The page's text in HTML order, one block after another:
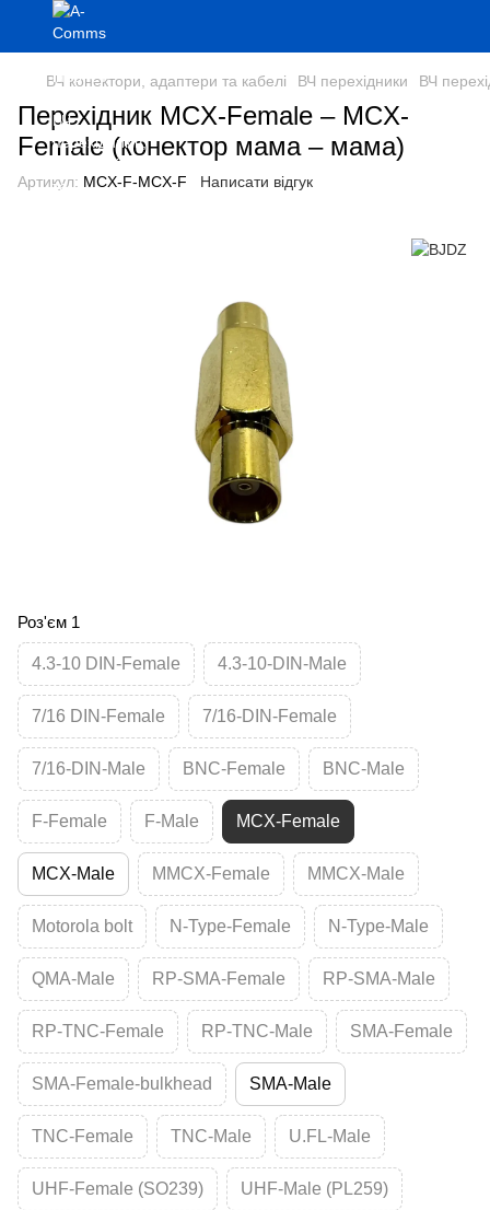
ВЧ конектори, адаптери та кабелі ВЧ перехідники ВЧ
Перехідник MCX-Female – MCX-
Female (конектор мама – мама)
Артикул: MCX-F-MCX-F Написати відгук
Роз'єм 1
4.3-10 DIN-Female 4.3-10-DIN-Male
7/16 DIN-Female 7/16-DIN-Female
7/16-DIN-Male BNC-Female BNC-Male
F-Female F-Male MCX-Female
MCX-Male MMCX-Female MMCX-Male
Motorola bolt N-Type-Female N-Type-Male
QMA-Male RP-SMA-Female RP-SMA-Male
RP-TNC-Female RP-TNC-Male SMA-Female
SMA-Female-bulkhead SMA-Male
TNC-Female TNC-Male U.FL-Male
UHF-Female (SO239) UHF-Male (PL259)